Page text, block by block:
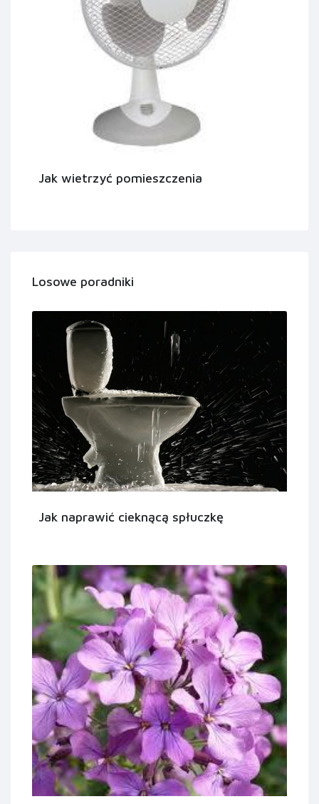
Jak wietrzyć pomieszczenia
Losowe poradniki
Jak naprawić cieknącą spłuczkę